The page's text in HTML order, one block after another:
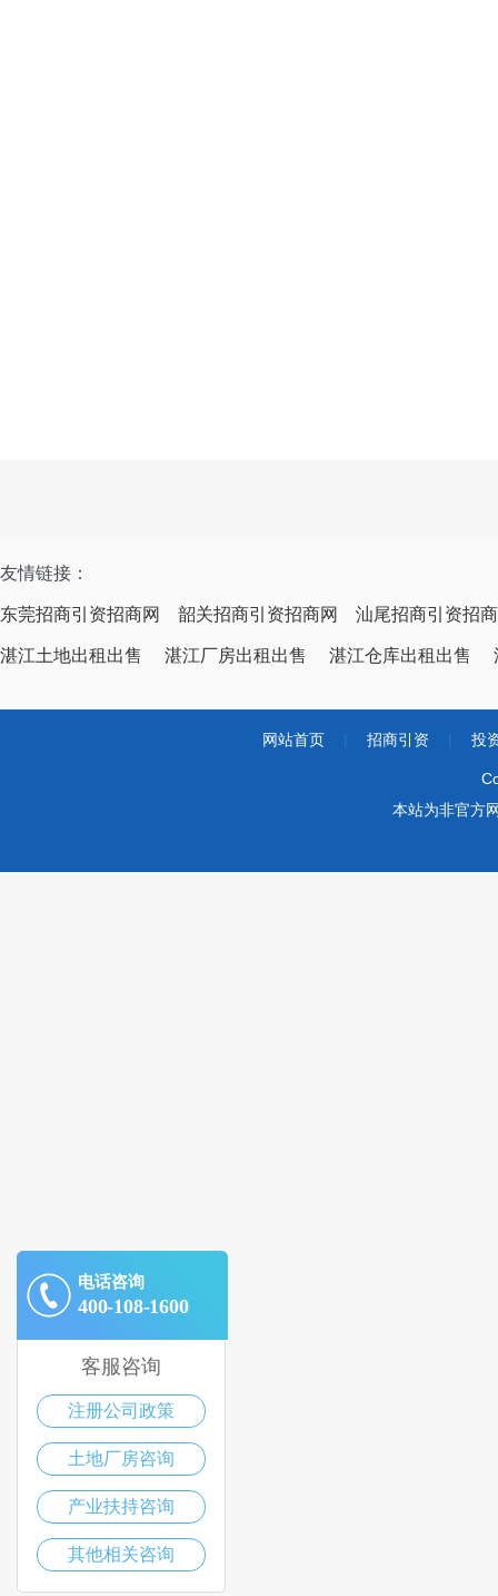
友情链接：
东莞招商引资招商网 韶关招商引资招商网 汕尾招商引资招
湛江土地出租出售 湛江厂房出租出售 湛江仓库出租出售
网站首页 招商引资 投
本站为非官方
电话咨询
400-108-1600
客服咨询
注册公司政策
土地厂房咨询
产业扶持咨询
其他相关咨询